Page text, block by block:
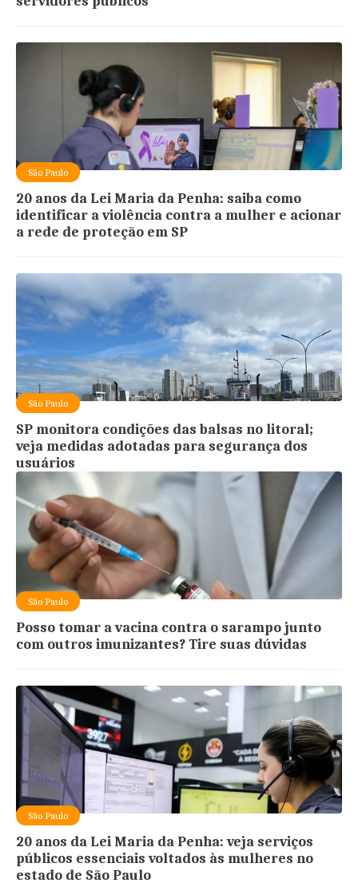
São Paulo
20 anos da Lei Maria da Penha: saiba como
identificar a violência contra a mulher e acionar
a rede de proteção em SP
São Paulo
SP monitora condições das balsas no litoral;
veja medidas adotadas para segurança dos
usuários
São Paulo
Posso tomar a vacina contra o sarampo junto
com outros imunizantes? Tire suas dúvidas
São Paulo
20 anos da Lei Maria da Penha: veja serviços
públicos essenciais voltados às mulheres no
estado de São Paulo